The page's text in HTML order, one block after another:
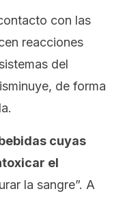
con las
reacciones
del
de forma
cuyas
el
la sangre”. A